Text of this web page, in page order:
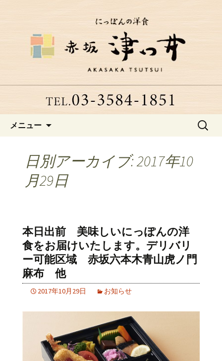
赤坂にある老舗洋食店「津つ
井」からのお知らせ
メニュー
検
日別アーカイブ: 2017年10
月29日
本日出前 美味しいにっぽんの洋
食をお届けいたします。デリバリ
ー可能区域 赤坂六本木青山虎ノ門
麻布 他
2017年10月29日 お知らせ